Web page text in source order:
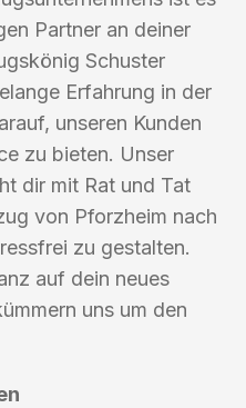
Partner an deiner
Schuster
Erfahrung in der
unseren Kunden
zu bieten. Unser
dir mit Rat und Tat
von Pforzheim nach
zu gestalten.
auf dein neues
uns um den